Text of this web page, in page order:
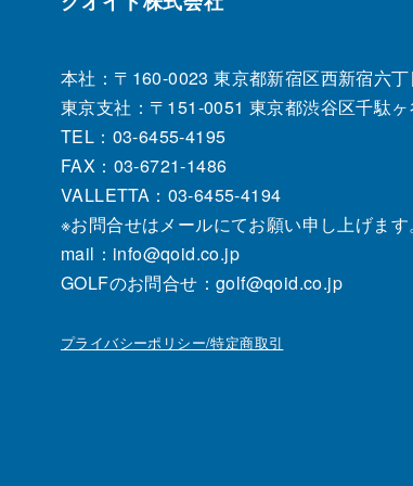
本社：〒160-0023 東京都新宿区西新宿六
東京支社：〒151‐0051 東京都渋谷区千駄
TEL：03‐6455‐4195
FAX：03‐6721‐1486
VALLETTA：03-6455-4194
※お問合せはメールにてお願い申し上げます。
mail：info@qoid.co.jp
GOLFのお問合せ：golf@qoid.co.jp
プライバシーポリシー/特定商取引